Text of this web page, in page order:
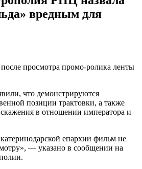
вредным для
просмотра промо-ролика ленты
что демонстрируются
позиции трактовки, а также
в отношении императора и
епархии фильм не
— указано в сообщении на